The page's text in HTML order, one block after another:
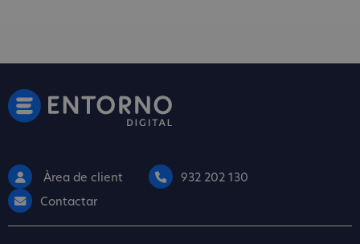
Àrea de client
932 202 130
Contactar